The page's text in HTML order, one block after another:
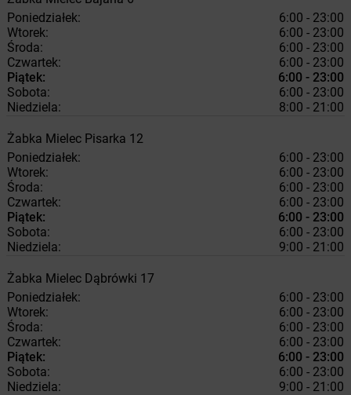
Poniedziałek:
6:00 - 23:00
Wtorek:
6:00 - 23:00
Środa:
6:00 - 23:00
Czwartek:
6:00 - 23:00
Piątek:
6:00 - 23:00
Sobota:
6:00 - 23:00
Niedziela:
8:00 - 21:00
Żabka Mielec Pisarka 12
Poniedziałek:
6:00 - 23:00
Wtorek:
6:00 - 23:00
Środa:
6:00 - 23:00
Czwartek:
6:00 - 23:00
Piątek:
6:00 - 23:00
Sobota:
6:00 - 23:00
Niedziela:
9:00 - 21:00
Żabka Mielec Dąbrówki 17
Poniedziałek:
6:00 - 23:00
Wtorek:
6:00 - 23:00
Środa:
6:00 - 23:00
Czwartek:
6:00 - 23:00
Piątek:
6:00 - 23:00
Sobota:
6:00 - 23:00
Niedziela:
9:00 - 21:00